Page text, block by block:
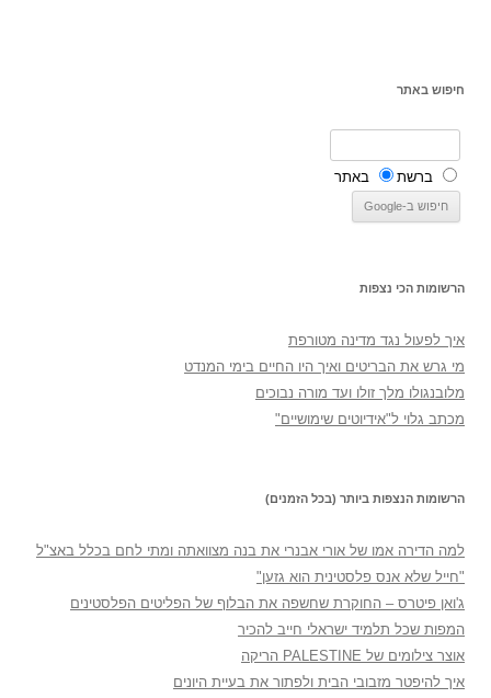
חיפוש באתר
ברשת באתר
הרשומות הכי נצפות
איך לפעול נגד מדינה מטורפת
מי גרש את הבריטים ואיך היו החיים בימי המנדט
מלובנגולו מלך זולו ועד מורה נבוכים
מכתב גלוי ל"אידיוטים שימושיים"
הרשומות הנצפות ביותר (בכל הזמנים)
למה הדירה אמו של אורי אבנרי את בנה מצוואתה ומתי לחם בכלל באצ"ל
"חייל שלא אנס פלסטינית הוא גזען"
ג'ואן פיטרס – החוקרת שחשפה את הבלוף של הפליטים הפלסטינים
המפות שכל תלמיד ישראלי חייב להכיר
אוצר צילומים של PALESTINE הריקה
איך להיפטר מזבובי הבית ולפתור את בעיית היונים